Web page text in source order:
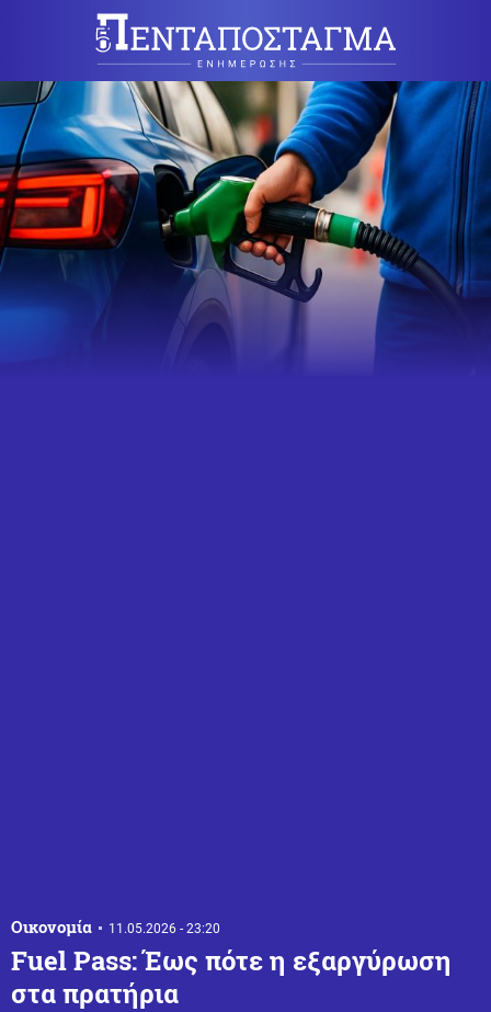
Οικονομία 11.05.2026 - 23:20
Fuel Pass: Έως πότε η εξαργύρωση
στα πρατήρια